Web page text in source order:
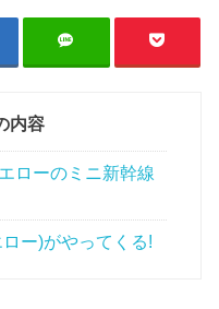
内容
ローのミニ新幹線
ー)がやってくる!